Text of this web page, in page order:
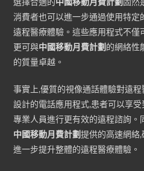
消費者也可以進一步通過使用特定
遠程醫療體驗。這些應用程式不僅
更可與中國移動月費計劃 的網絡性
的質量卓越。
事實上,優質的視像通話體驗對遠
設計的電話應用程式,患者可以享
專業人員進行更有效的遠程諮詢。
中國移動月費計劃提供的高速網絡
進一步提升整體的遠程醫療體驗。